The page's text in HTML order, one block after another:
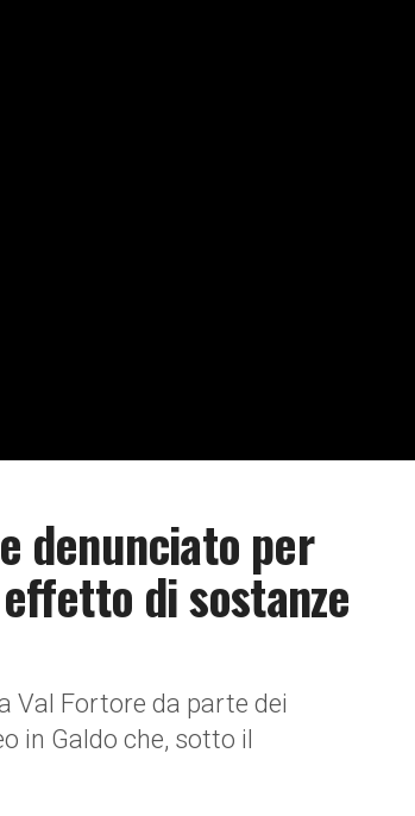
denunciato per
di sostanze
Val Fortore da parte dei
in Galdo che, sotto il